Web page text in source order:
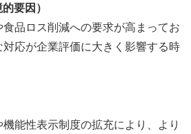
要因）
品ロス削減への要求が高まってお
対応が企業評価に大きく影響する時
能性表示制度の拡充により、より